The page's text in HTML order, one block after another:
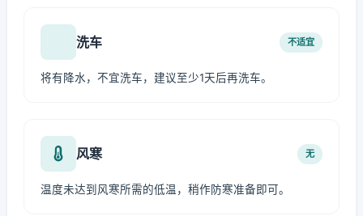
洗车 不适宜
将有降水，不宜洗车，建议至少1天后再洗车。
风寒 无
温度未达到风寒所需的低温，稍作防寒准备即可。